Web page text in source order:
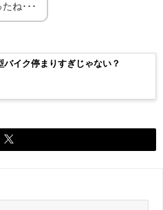
ね･･･
バイク停まりすぎじゃない？